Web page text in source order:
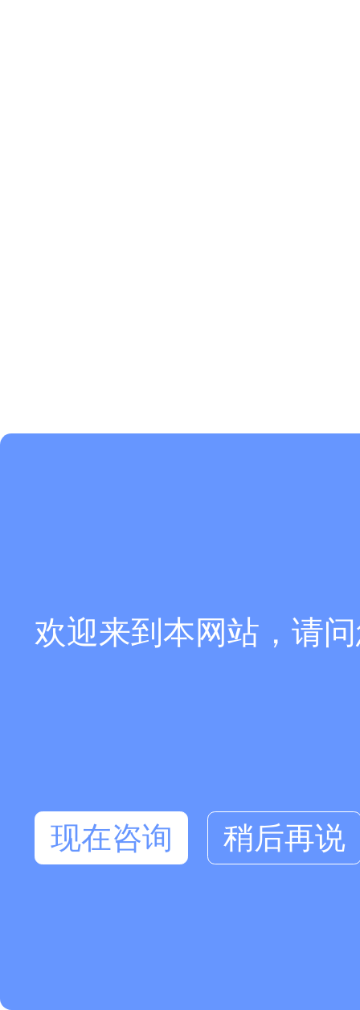
欢迎来到本网站，请
现在咨询 稍后再说